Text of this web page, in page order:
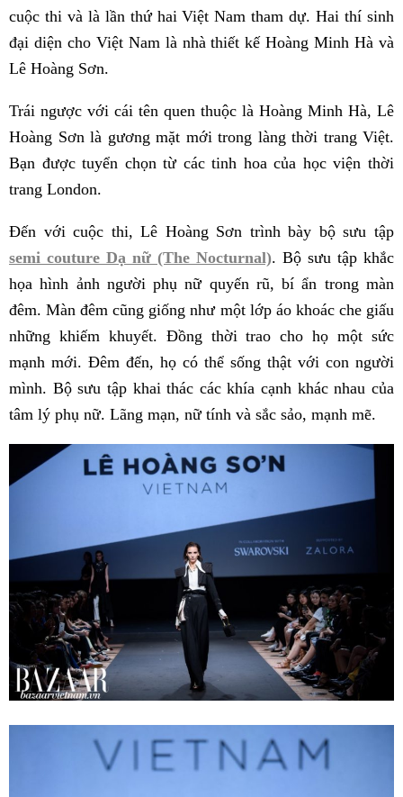
cuộc thi và là lần thứ hai Việt Nam tham dự. Hai thí sinh
đại diện cho Việt Nam là nhà thiết kế Hoàng Minh Hà và
Lê Hoàng Sơn.
Trái ngược với cái tên quen thuộc là Hoàng Minh Hà, Lê
Hoàng Sơn là gương mặt mới trong làng thời trang Việt.
Bạn được tuyển chọn từ các tinh hoa của học viện thời
trang London.
Đến với cuộc thi, Lê Hoàng Sơn trình bày bộ sưu tập
semi couture Dạ nữ (The Nocturnal). Bộ sưu tập khắc
họa hình ảnh người phụ nữ quyến rũ, bí ẩn trong màn
đêm. Màn đêm cũng giống như một lớp áo khoác che giấu
những khiếm khuyết. Đồng thời trao cho họ một sức
mạnh mới. Đêm đến, họ có thể sống thật với con người
mình. Bộ sưu tập khai thác các khía cạnh khác nhau của
tâm lý phụ nữ. Lãng mạn, nữ tính và sắc sảo, mạnh mẽ.